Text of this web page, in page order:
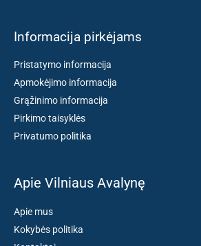
Informacija pirkėjams
Pristatymo informacija
Apmokėjimo informacija
Grąžinimo informacija
Pirkimo taisyklės
Privatumo politika
Apie Vilniaus Avalynę
Apie mus
Kokybės politika